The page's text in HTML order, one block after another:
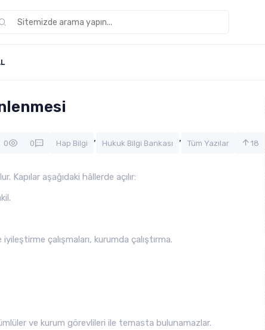
0 0 Hap Bilgi , Hukuk Bilgi Bankası , Tüm Yazılar 18
Kapılar aşağıdaki hâllerde açılır:
çalışmaları, kurumda çalıştırma.
ve kurum görevlileri ile temasta bulunamazlar.